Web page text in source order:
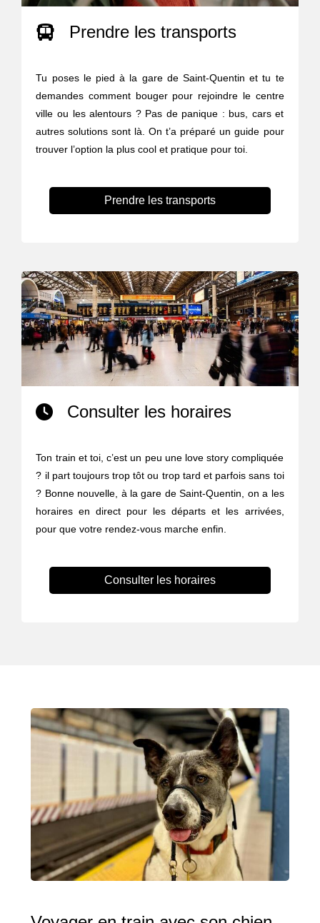
Prendre les transports
Tu poses le pied à la gare de Saint-Quentin et tu te
demandes comment bouger pour rejoindre le centre
ville ou les alentours ? Pas de panique : bus, cars et
autres solutions sont là. On t’a préparé un guide pour
trouver l’option la plus cool et pratique pour toi.
Prendre les transports
Consulter les horaires
Ton train et toi, c’est un peu une love story compliquée
? il part toujours trop tôt ou trop tard et parfois sans toi
? Bonne nouvelle, à la gare de Saint-Quentin, on a les
horaires en direct pour les départs et les arrivées,
pour que votre rendez-vous marche enfin.
Consulter les horaires